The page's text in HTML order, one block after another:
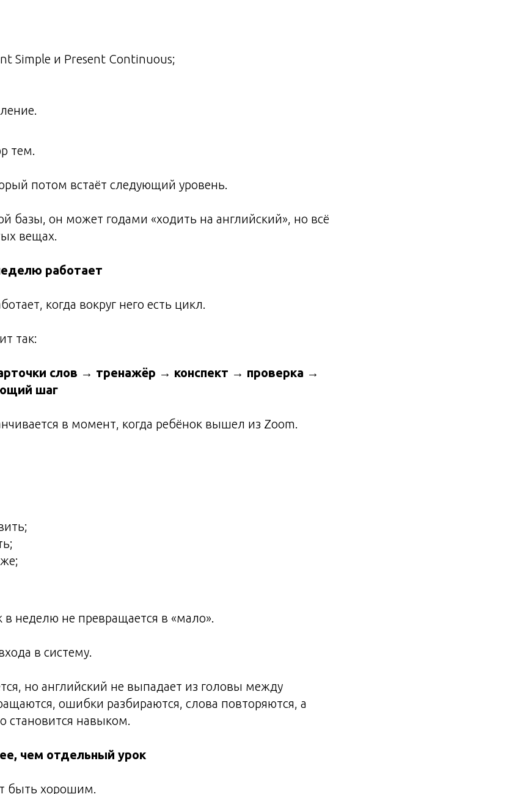
Simple и Present Continuous;
тем.
потом встаёт следующий уровень.
базы, он может годами «ходить на английский», но всё
вещах.
работает
когда вокруг него есть цикл.
так:
слов → тренажёр → конспект → проверка →
шаг
в момент, когда ребёнок вышел из Zoom.
неделю не превращается в «мало».
в систему.
но английский не выпадает из головы между
ошибки разбираются, слова повторяются, а
становится навыком.
чем отдельный урок
быть хорошим.